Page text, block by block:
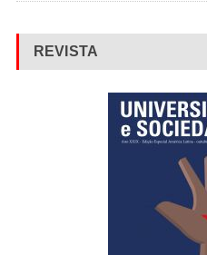
REVISTA